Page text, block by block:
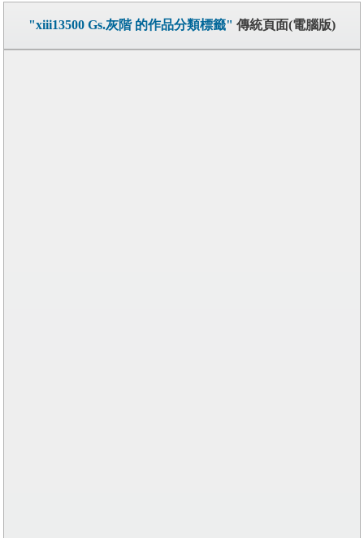
"xiii13500 Gs.灰階 的作品分類標籤" 傳統頁面(電腦版)